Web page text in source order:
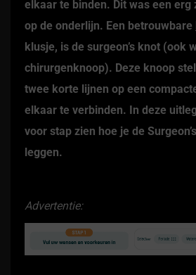
elkaar te binden. Dit was een erg
op de onderlijn. Een betrouwbare
klusje, is de surgeon’s knot (ook
chirurgenknoop). Deze knoop
twee korte lijnen op een
elkaar te verbinden. In deze
voor stap zien hoe je de
leggen.
Advertentie: